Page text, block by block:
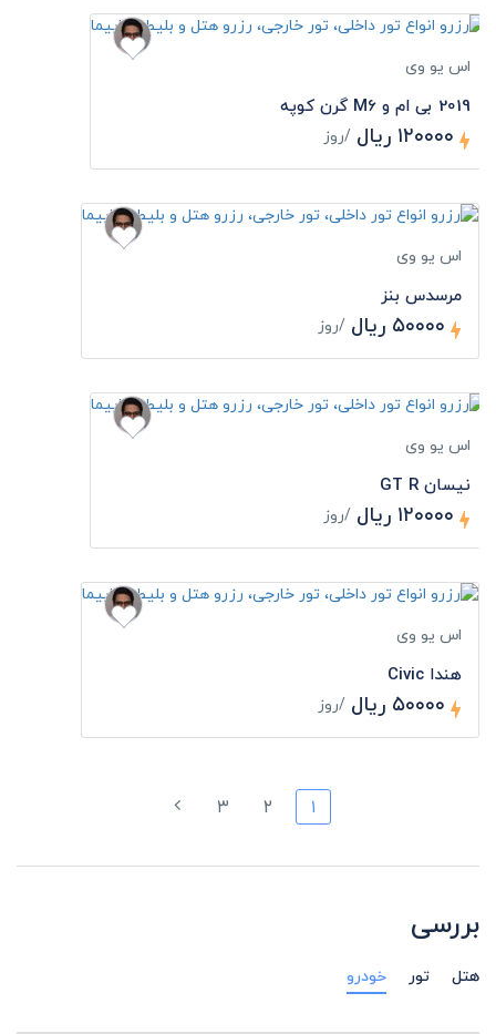
اس یو وی
2019 بی ام و M6 گرن کوپه
۱۲۰۰۰۰ ریال /روز
اس یو وی
مرسدس بنز
۵۰۰۰۰ ریال /روز
اس یو وی
نیسان GT R
۱۲۰۰۰۰ ریال /روز
اس یو وی
هندا Civic
۵۰۰۰۰ ریال /روز
۱ ۲ ۳
بررسی
هتل تور خودرو